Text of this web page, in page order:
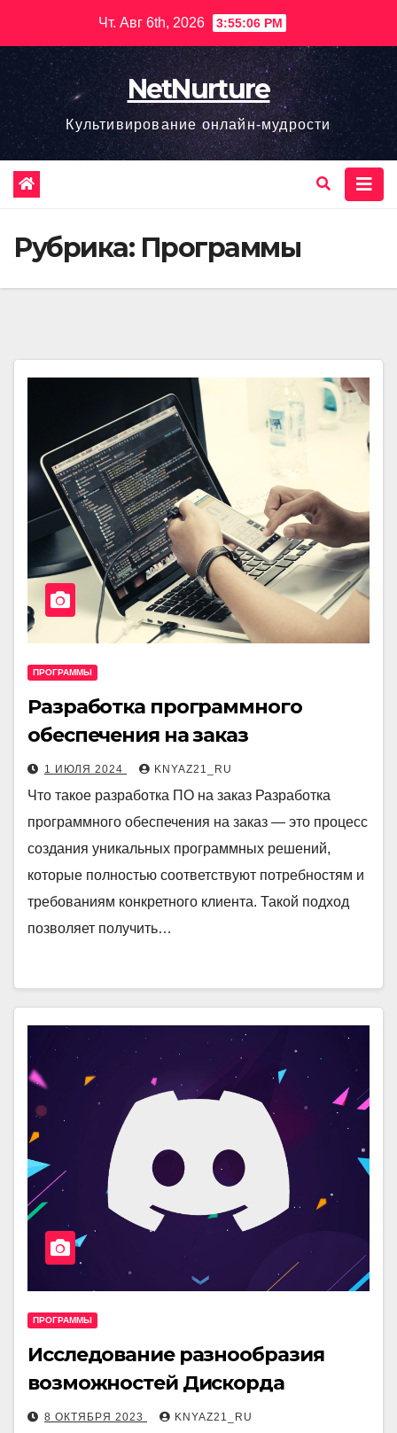
содержимому
Чт. Авг 6th, 2026 3:55:07 PM
NetNurture
Культивирование онлайн-мудрости
Рубрика: Программы
ПРОГРАММЫ
Разработка программного
обеспечения на заказ
1 ИЮЛЯ 2024 KNYAZ21_RU
Что такое разработка ПО на заказ Разработка
программного обеспечения на заказ — это процесс
создания уникальных программных решений,
которые полностью соответствуют потребностям и
требованиям конкретного клиента. Такой подход
позволяет получить…
ПРОГРАММЫ
Исследование разнообразия
возможностей Дискорда
8 ОКТЯБРЯ 2023 KNYAZ21_RU